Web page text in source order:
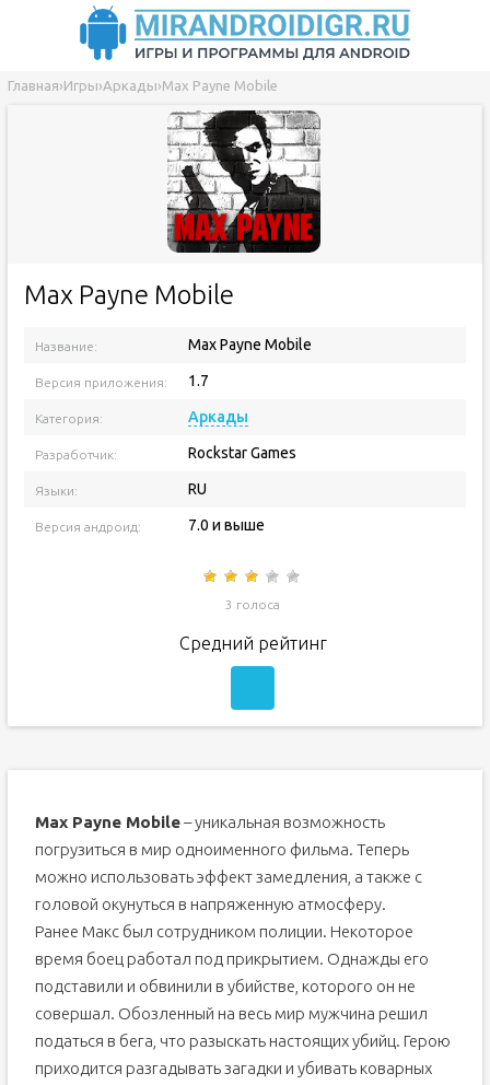
Главная›Игры›Аркады›Max Payne Mobile
Max Payne Mobile
Название: Max Payne Mobile
Версия приложения: 1.7
Категория: Аркады
Разработчик: Rockstar Games
Языки: RU
Версия андроид: 7.0 и выше
3 голоса
Средний рейтинг
Max Payne Mobile– уникальная возможность
погрузиться в мир одноименного фильма. Теперь
можно использовать эффект замедления, а также с
головой окунуться в напряженную атмосферу.
Ранее Макс был сотрудником полиции. Некоторое
время боец работал под прикрытием. Однажды его
подставили и обвинили в убийстве, которого он не
совершал. Обозленный на весь мир мужчина решил
податься в бега, что разыскать настоящих убийц. Герою
приходится разгадывать загадки и убивать коварных